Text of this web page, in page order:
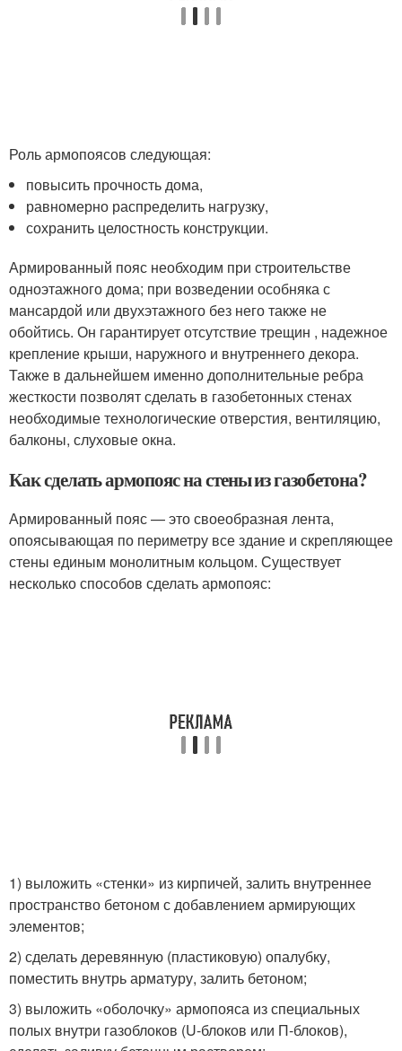
Роль армопоясов следующая:
повысить прочность дома,
равномерно распределить нагрузку,
сохранить целостность конструкции.
Армированный пояс необходим при строительстве
одноэтажного дома; при возведении особняка с
мансардой или двухэтажного без него также не
обойтись. Он гарантирует отсутствие трещин , надежное
крепление крыши, наружного и внутреннего декора.
Также в дальнейшем именно дополнительные ребра
жесткости позволят сделать в газобетонных стенах
необходимые технологические отверстия, вентиляцию,
балконы, слуховые окна.
Как сделать армопояс на стены из газобетона?
Армированный пояс — это своеобразная лента,
опоясывающая по периметру все здание и скрепляющее
стены единым монолитным кольцом. Существует
несколько способов сделать армопояс:
1) выложить «стенки» из кирпичей, залить внутреннее
пространство бетоном с добавлением армирующих
элементов;
2) сделать деревянную (пластиковую) опалубку,
поместить внутрь арматуру, залить бетоном;
3) выложить «оболочку» армопояса из специальных
полых внутри газоблоков (U-блоков или П-блоков),